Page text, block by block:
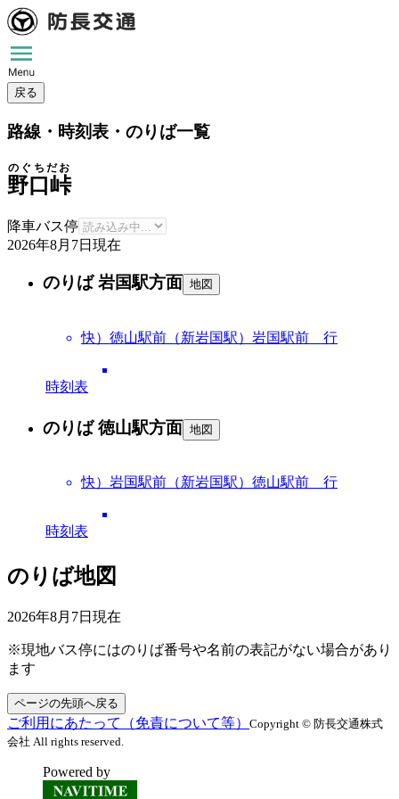
戻る
路線・時刻表・のりば一覧
野口峠
のぐちだお
降車バス停
2026年8月7日 現在
のりば 岩国駅方面 地図
快）徳山駅前（新岩国駅）岩国駅前 行
時刻表
のりば 徳山駅方面 地図
快）岩国駅前（新岩国駅）徳山駅前 行
時刻表
のりば地図
2026年8月7日 現在
※現地バス停にはのりば番号や名前の表記がない場合があり
ます
ページの先頭へ戻る
ご利用にあたって（免責について等） Copyright © 防長交通株式
会社 All rights reserved.
Powered by